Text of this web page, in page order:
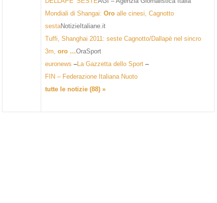
Mondiali di Shangai:Oro alle cinesi, Cagnotto
sestaNotizieItaliane.it
Tuffi, Shanghai 2011: seste Cagnotto/Dallapè nel sincro
3m,oro …OraSport
euronews –La Gazzetta dello Sport –
FIN – Federazione Italiana Nuoto
tutte le notizie (88) »